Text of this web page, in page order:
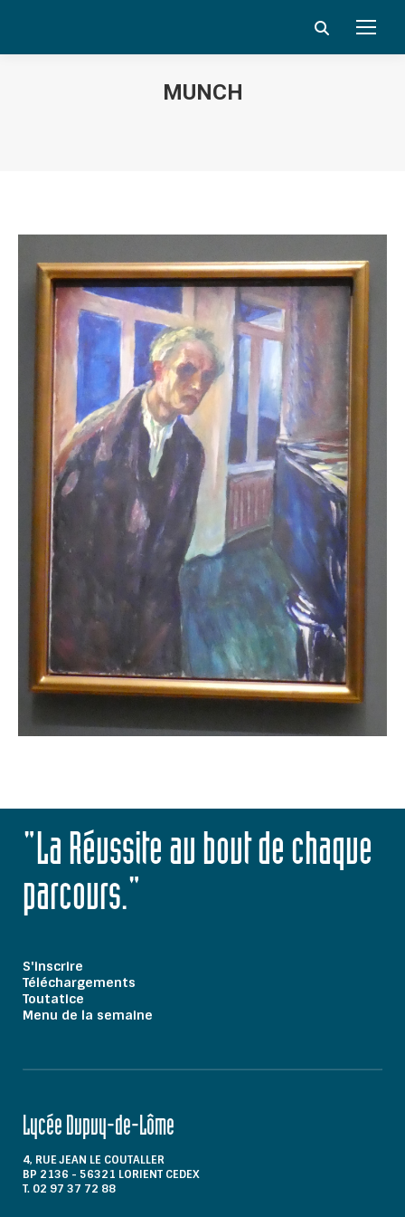
Search:
MUNCH
"La Réussite au bout de chaque
parcours."
S'inscrire
Téléchargements
Toutatice
Menu de la semaine
Lycée Dupuy-de-Lôme
4, RUE JEAN LE COUTALLER
BP 2136 - 56321 LORIENT CEDEX
T. 02 97 37 72 88